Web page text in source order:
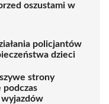
oszustami w
policjantów
dzieci
strony
podczas